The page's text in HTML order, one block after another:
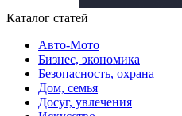
Каталог статей
Авто-Мото
Бизнес, экономика
Безопасность, охрана
Дом, семья
Досуг, увлечения